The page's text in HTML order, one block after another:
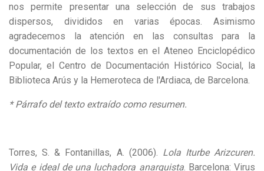
nos permite presentar una selección de sus trabajos
dispersos, divididos en varias épocas. Asimismo
agradecemos la atención en las consultas para la
documentación de los textos en el Ateneo Enciclopédico
Popular, el Centro de Documentación Histórico Social, la
Biblioteca Arús y la Hemeroteca de l'Ardiaca, de Barcelona.
* Párrafo del texto extraído como resumen.
Torres, S. & Fontanillas, A. (2006). Lola Iturbe Arizcuren.
Vida e ideal de una luchadora anarquista. Barcelona: Virus